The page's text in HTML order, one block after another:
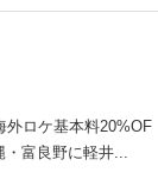
外ロケ基本料20%OF
・富良野に軽井...